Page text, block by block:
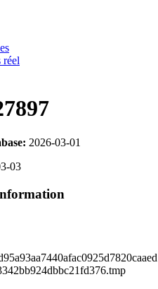
réel
2026-03-01
03